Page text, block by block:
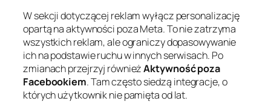
W sekcji dotyczącej reklam wyłącz personalizację
opartą na aktywności poza Meta. To nie zatrzyma
wszystkich reklam, ale ograniczy dopasowywanie
ich na podstawie ruchu w innych serwisach. Po
zmianach przejrzyj równieżAktywność poza
Facebookiem. Tam często siedzą integracje, o
których użytkownik nie pamięta od lat.